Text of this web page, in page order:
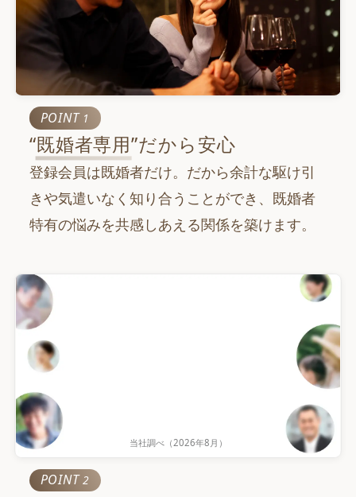
POINT 1
“既婚者専用”だから安心
登録会員は既婚者だけ。だから余計な駆け引
きや気遣いなく知り合うことができ、既婚者
特有の悩みを共感しあえる関係を築けます。
累計会員数
当社調べ（ 2026年8月 ）
POINT2